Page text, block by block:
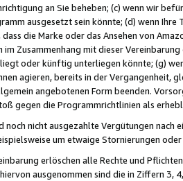
an Sie beheben; (c) wenn wir
ausgesetzt sein könnte; (d) wenn
dass die Marke oder das Ansehen von
im Zusammenhang mit dieser
oder künftig unterliegen könnte; (g)
agieren, bereits in der Vergangenheit,
angebotenen Form beenden.
gegen die Programmrichtlinien als
nicht ausgezahlte Vergütungen nach
um etwaige Stornierungen
erlöschen alle Rechte und
ausgenommen sind die in Ziffern 3,